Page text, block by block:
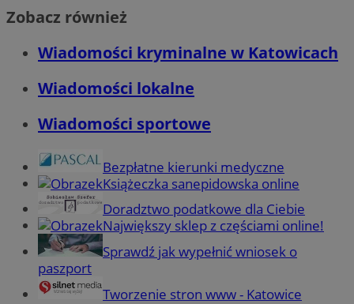
Zobacz również
Wiadomości kryminalne w Katowicach
Wiadomości lokalne
Wiadomości sportowe
Bezpłatne kierunki medyczne
Książeczka sanepidowska online
Doradztwo podatkowe dla Ciebie
Największy sklep z częściami online!
Sprawdź jak wypełnić wniosek o
paszport
Tworzenie stron www - Katowice